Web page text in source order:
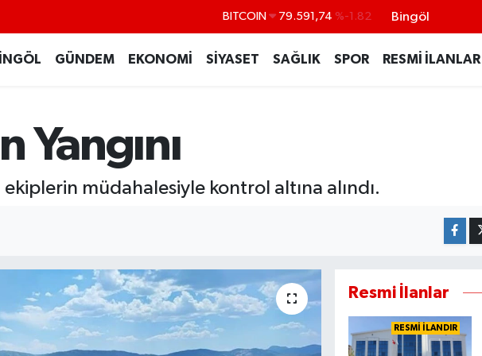
BITCOIN 79.591,74 %-1.82 Bingöl
GÜNDEM EKONOMİ SİYASET SAĞLIK SPOR RESMİ İLANLAR
Yangını
ekiplerin müdahalesiyle kontrol altına alındı.
Resmi İlanlar
RESMİ İLANDIR